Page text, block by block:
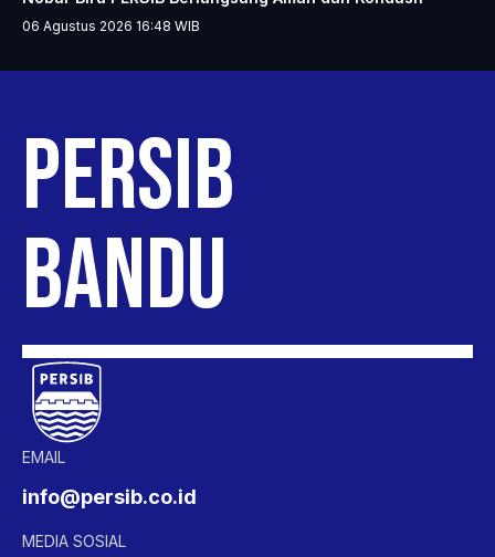
06 Agustus 2026 16:48 WIB
PERSIB
EMAIL
info@persib.co.id
MEDIA SOSIAL